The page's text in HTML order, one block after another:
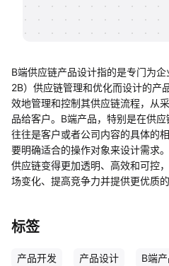
B端供应链产品设计指的是专门为
2B）供应链管理和优化而设计的产
效地管理和控制其供应链流程，从
品给客户。B端产品，特别是在供
往往是客户或者公司内容的具体的
要明确适合的操作对象来设计需求
供应链变得更加透明、高效和可控
场变化、提高竞争力并提供更优质的
标签
产品开发 产品设计 B端